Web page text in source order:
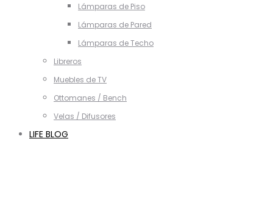
Lámparas de Piso
Lámparas de Pared
Lámparas de Techo
Libreros
Muebles de TV
Ottomanes / Bench
Velas / Difusores
LIFE BLOG